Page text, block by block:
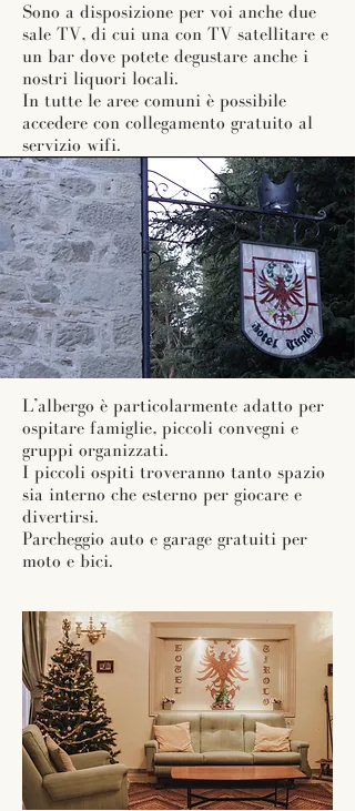
Sono a disposizione per voi anche due
sale TV, di cui una con TV satellitare e
un bar dove potete degustare anche i
nostri liquori locali.
In tutte le aree comuni è possibile
accedere con collegamento gratuito al
servizio wifi.
L’albergo è particolarmente adatto per
ospitare famiglie, piccoli convegni e
gruppi organizzati.
I piccoli ospiti troveranno tanto spazio
sia interno che esterno per giocare e
divertirsi.
Parcheggio auto e garage gratuiti per
moto e bici.